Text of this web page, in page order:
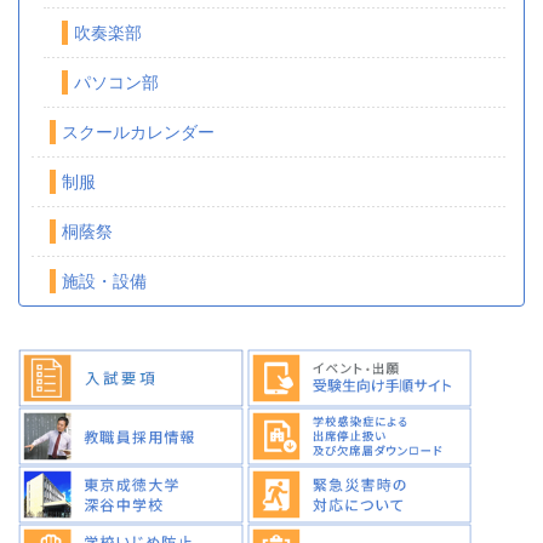
吹奏楽部
パソコン部
スクールカレンダー
制服
桐蔭祭
施設・設備